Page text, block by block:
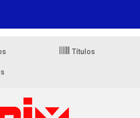
Títulos